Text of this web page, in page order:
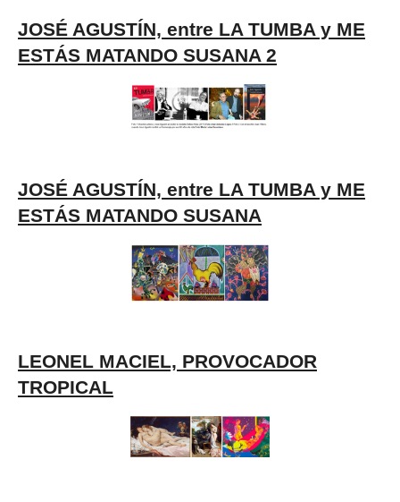
JOSÉ AGUSTÍN, entre LA TUMBA y ME
ESTÁS MATANDO SUSANA 2
JOSÉ AGUSTÍN, entre LA TUMBA y ME
ESTÁS MATANDO SUSANA
LEONEL MACIEL, PROVOCADOR
TROPICAL